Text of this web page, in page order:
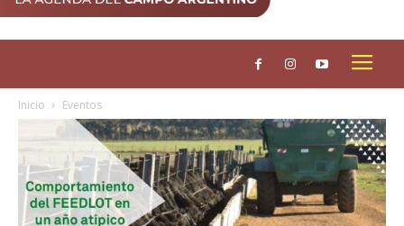
Inicio Eventos